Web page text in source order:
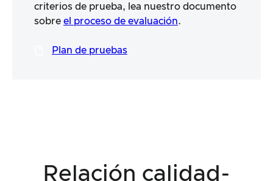
criterios de prueba, lea nuestro documento
sobre el proceso de evaluación.
Plan de pruebas
Relación calidad-